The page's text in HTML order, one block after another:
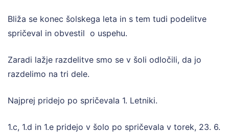
Bliža se konec šolskega leta in s tem tudi podelitve
spričeval in obvestil o uspehu.
Zaradi lažje razdelitve smo se v šoli odločili, da jo
razdelimo na tri dele.
Najprej pridejo po spričevala 1. Letniki.
1.c, 1.d in 1.e pridejo v šolo po spričevala v torek, 23. 6.